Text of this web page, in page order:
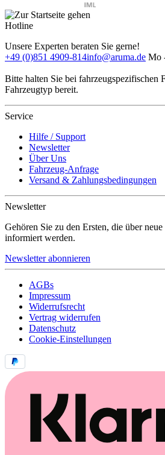
Hotline
Unsere Experten beraten Sie gerne!
+49 (0)851 4909-814info@aruma.de Mo
Bitte halten Sie bei fahrzeugspezifischen
Fahrzeugtyp bereit.
Service
Hilfe / Support
Newsletter
Über Uns
Fahrzeug-Anfrage
Versand & Zahlungsbedingungen
Newsletter
Gehören Sie zu den Ersten, die über
informiert werden.
Newsletter abonnieren
AGBs
Impressum
Widerrufsrecht
Vertrag widerrufen
Datenschutz
Cookie-Einstellungen